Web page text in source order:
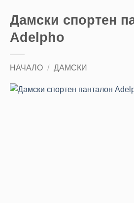
Дамски спортен
Adelpho
НАЧАЛО / ДАМСКИ